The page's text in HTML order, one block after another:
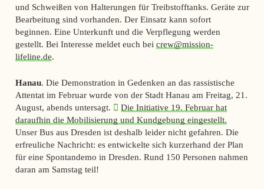
und Schweißen von Halterungen für Treibstofftanks. Geräte zur
Bearbeitung sind vorhanden. Der Einsatz kann sofort
beginnen. Eine Unterkunft und die Verpflegung werden
gestellt. Bei Interesse meldet euch bei crew@mission-
lifeline.de.
Hanau. Die Demonstration in Gedenken an das rassistische
Attentat im Februar wurde von der Stadt Hanau am Freitag, 21.
August, abends untersagt.
Die Initiative 19. Februar hat
daraufhin die Mobilisierung und Kundgebung eingestellt.
Unser Bus aus Dresden ist deshalb leider nicht gefahren. Die
erfreuliche Nachricht: es entwickelte sich kurzerhand der Plan
für eine Spontandemo in Dresden. Rund 150 Personen nahmen
daran am Samstag teil!